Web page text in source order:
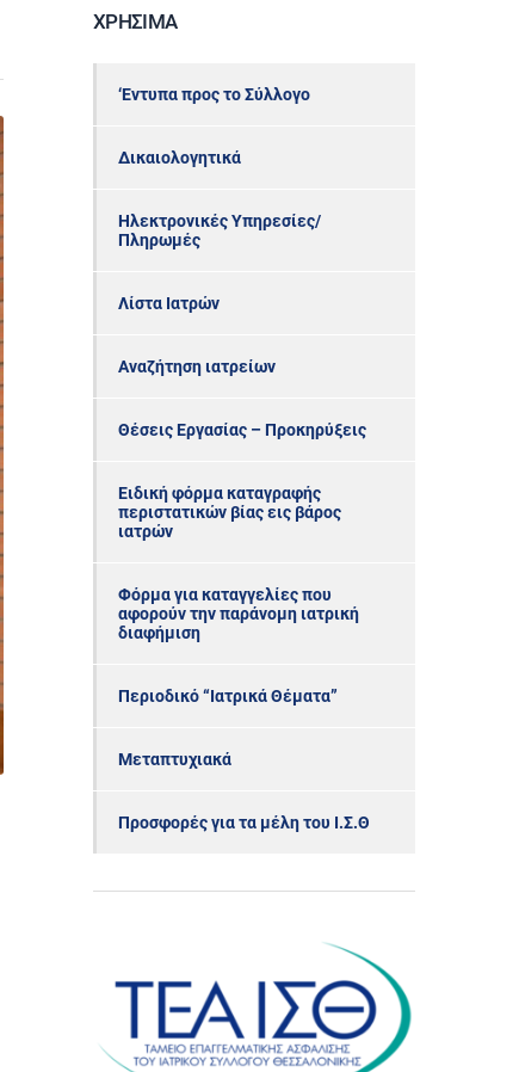
ΧΡΉΣΙΜΑ
‘Εντυπα προς το Σύλλογο
Δικαιολογητικά
Ηλεκτρονικές Υπηρεσίες/
Πληρωμές
Λίστα Ιατρών
Αναζήτηση ιατρείων
Θέσεις Εργασίας – Προκηρύξεις
Ειδική φόρμα καταγραφής
περιστατικών βίας εις βάρος
ιατρών
Φόρμα για καταγγελίες που
αφορούν την παράνομη ιατρική
διαφήμιση
Περιοδικό “Ιατρικά Θέματα”
Μεταπτυχιακά
Προσφορές για τα μέλη του Ι.Σ.Θ